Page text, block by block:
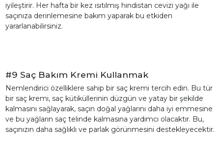
iyileştirir. Her hafta bir kez ısıtılmış hindistan cevizi yağı ile
saçınıza derinlemesine bakım yaparak bu etkiden
yararlanabilirsiniz.
#9 Saç Bakım Kremi Kullanmak
Nemlendirici özelliklere sahip bir saç kremi tercih edin. Bu tür
bir saç kremi, saç kütiküllerinin düzgün ve yatay bir şekilde
kalmasını sağlayarak, saçın doğal yağlarını daha iyi emmesine
ve bu yağların saç telinde kalmasına yardımcı olacaktır. Bu,
saçınızın daha sağlıklı ve parlak görünmesini destekleyecektir.